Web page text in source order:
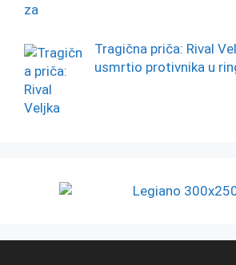
Tragična priča: Rival
usmrtio protivnika u